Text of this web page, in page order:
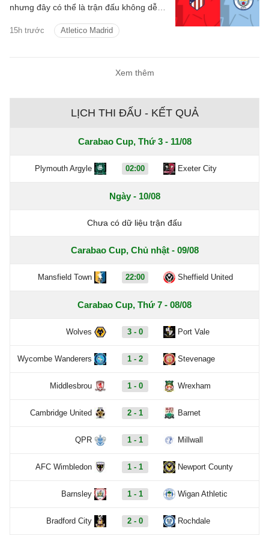
15h trước Atletico Madrid
nhưng đây có thể là trận đấu không dễ
Xem thêm
LỊCH THI ĐẤU - KẾT QUẢ
Carabao Cup, Thứ 3 - 11/08
Plymouth Argyle 02:00 Exeter City
Ngày - 10/08
Chưa có dữ liệu trận đấu
Carabao Cup, Chủ nhật - 09/08
Mansfield Town 22:00 Sheffield United
Carabao Cup, Thứ 7 - 08/08
Wolves 3 - 0 Port Vale
Wycombe Wanderers 1 - 2 Stevenage
Middlesbrou 1 - 0 Wrexham
Cambridge United 2 - 1 Barnet
QPR 1 - 1 Millwall
AFC Wimbledon 1 - 1 Newport County
Barnsley 1 - 1 Wigan Athletic
Bradford City 2 - 0 Rochdale